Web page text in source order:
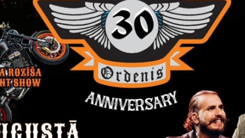
16.04.2024. IV Latvijas flautas spēles jauno izpildītāju konkurss
15.04.2024. Starptautiskais skolēnu zīmējumu konkurss "Daba –
09.04.2024. Latvijas Speciālās Olimpiādes sacensības basketbolā